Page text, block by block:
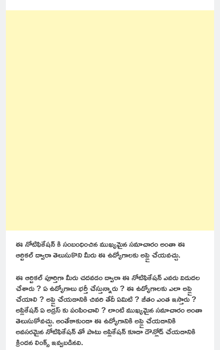
ఈ నోటిఫికేషన్ కి సంబంధించిన ముఖ్యమైన సమాచారం అంతా ఈ
ఆర్టికల్ ద్వారా తెలుసుకొని మీరు ఈ ఉద్యోగాలకు అప్లై చేయవచ్చు.
ఈ ఆర్టికల్ పూర్తిగా మీరు చదవడం ద్వారా ఈ నోటిఫికేషన్ ఎవరు విడుదల
చేశారు ? ఏ ఉద్యోగాలు భర్తీ చేస్తున్నారు ? ఈ ఉద్యోగాలకు ఎలా అప్లై
చేయాలి ? అప్లై చేయడానికి చివరి తేదీ ఏమిటి ? జీతం ఎంత ఇస్తారు ?
అప్లికేషన్ ఏ అడ్రస్ కు పంపించాలి ? లాంటి ముఖ్యమైన సమాచారం అంతా
తెలుసుకోవచ్చు. అంతేకాకుండా ఈ ఉద్యోగానికి అప్లై చేయడానికి
అవసరమైన నోటిఫికేషన్ తో పాటు అప్లికేషన్ కూడా డౌన్లోడ్ చేయడానికి
క్రిందన లింక్స్ ఇవ్వబడినవి.